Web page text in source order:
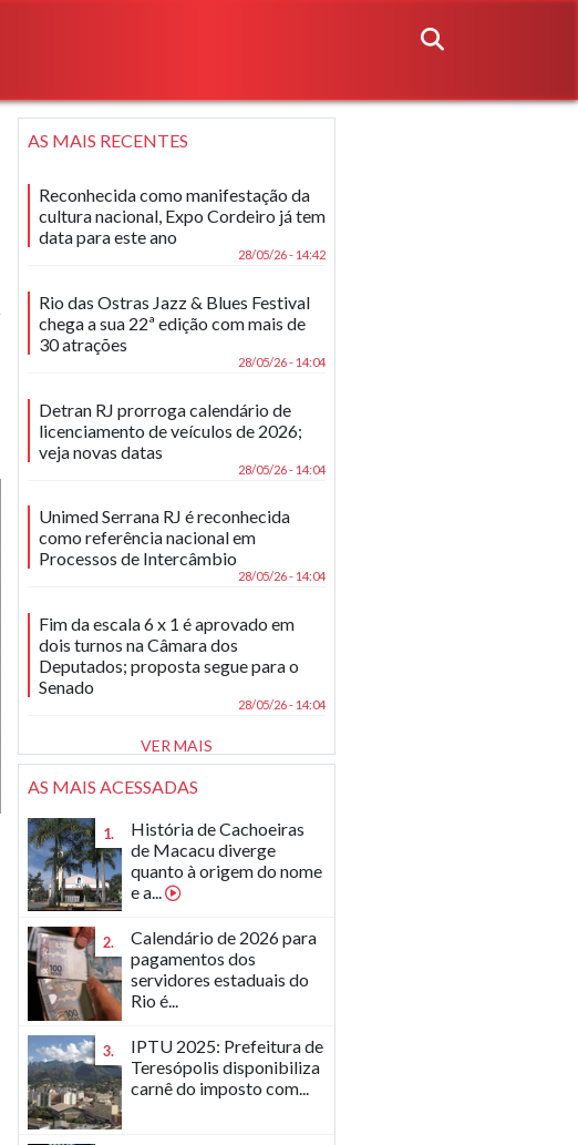
AS MAIS RECENTES
Reconhecida como manifestação da
cultura nacional, Expo Cordeiro já tem
data para este ano
28/05/26 - 14:42
Rio das Ostras Jazz & Blues Festival
chega a sua 22ª edição com mais de
30 atrações
28/05/26 - 14:04
Detran RJ prorroga calendário de
licenciamento de veículos de 2026;
veja novas datas
28/05/26 - 14:04
Unimed Serrana RJ é reconhecida
como referência nacional em
Processos de Intercâmbio
28/05/26 - 14:04
Fim da escala 6 x 1 é aprovado em
dois turnos na Câmara dos
Deputados; proposta segue para o
Senado
28/05/26 - 14:04
VER MAIS
AS MAIS ACESSADAS
1.
História de Cachoeiras
de Macacu diverge
quanto à origem do nome
e a...
2.
Calendário de 2026 para
pagamentos dos
servidores estaduais do
Rio é...
3.
IPTU 2025: Prefeitura de
Teresópolis disponibiliza
carnê do imposto com...